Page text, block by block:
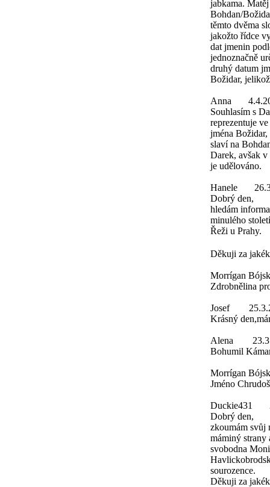
jabkama.
Bohdan/
těmto dvěma
jakožto řídce
dat jmenin
jednoznačně
druhý datum
Božidar,
Anna
Souhlasím s
reprezentuje
jména
slaví na
Darek, avšak
je udělováno.
Hanele
Dobrý den,
hledám
minulého
Řeži u Prahy.
Děkuji za
Morrígan
Zdrobnělina
Josef
Krásný
Alena
Bohumil
Morrígan
Jméno
Duckie431
Dobrý den,
zkoumám svůj
máminý strany
svobodna
sourozence.
Děkuji za